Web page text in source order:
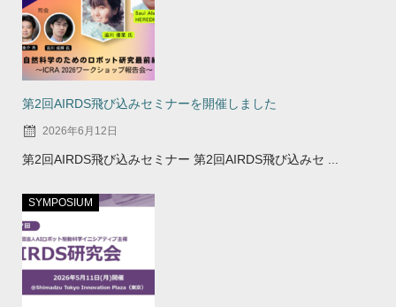
第2回AIRDS飛び込みセミナーを開催しました
2026年6月12日
第2回AIRDS飛び込みセミナー 第2回AIRDS飛び込みセ ...
SYMPOSIUM